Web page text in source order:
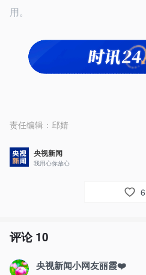
用。
责任编辑： 邱婧
央视新闻
我用心你放心
6
评论10
央视新闻小网友丽霞❤️